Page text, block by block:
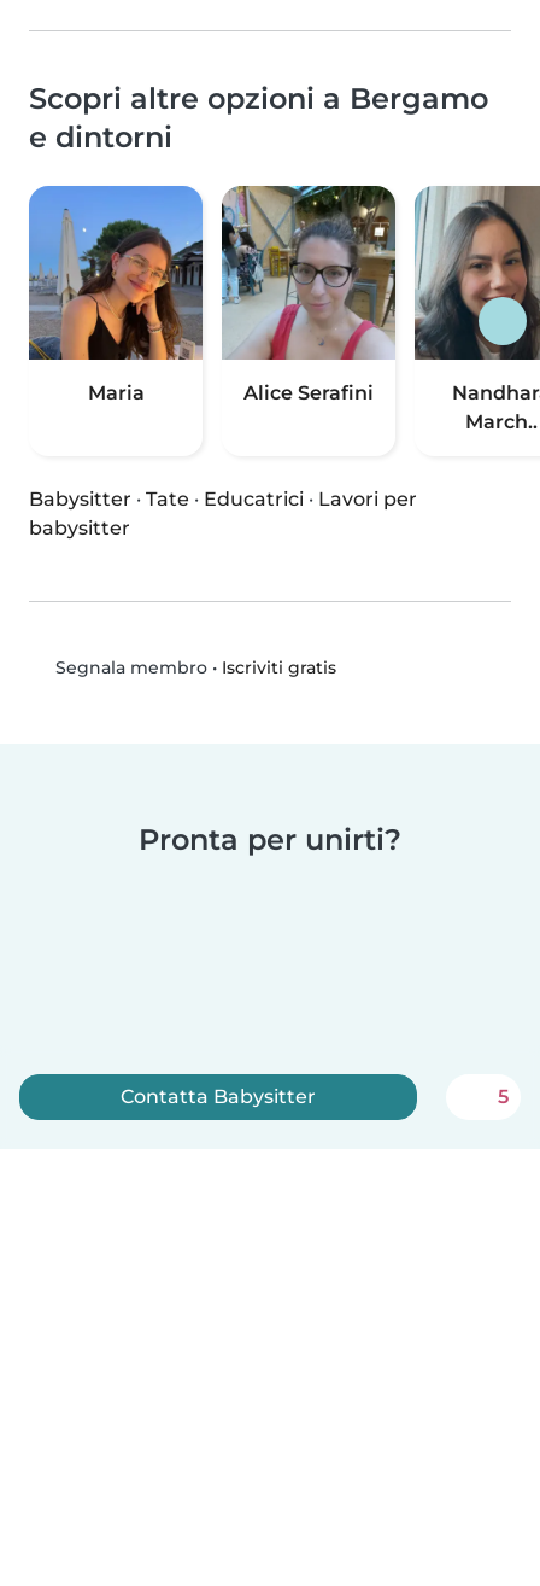
Scopri altre opzioni a Bergamo
e dintorni
Maria Alice Serafini
March..
Babysitter · Tate · Educatrici · Lavori per
babysitter
Segnala membro• Iscriviti gratis
Pronta per unirti?
Contatta Babysitter 5